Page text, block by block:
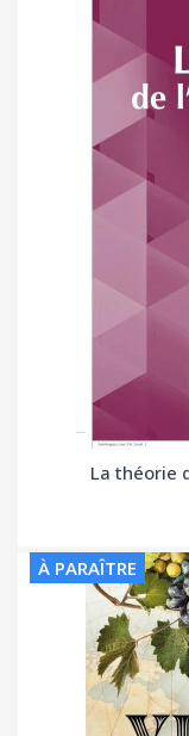
La théorie
À PARAÎTRE